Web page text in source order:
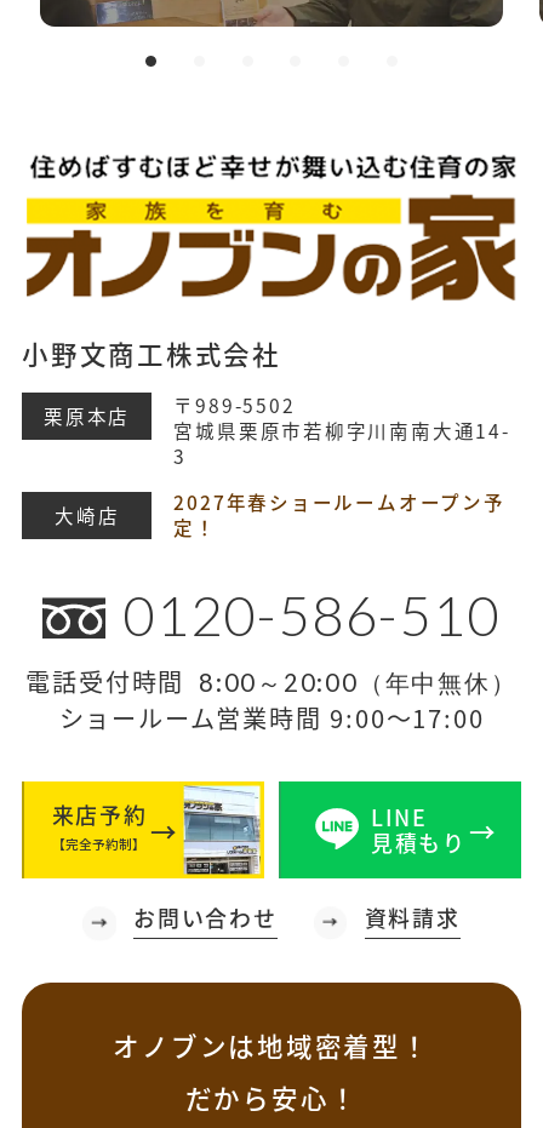
小野文商工株式会社
栗原本店
〒989-5502
宮城県栗原市若柳字川南南大通14-
3
大崎店
2027年春ショールームオープン予
定！
0120-586-510
電話受付時間 8:00～20:00（年中無休）
ショールーム営業時間 9:00～17:00
来店予約
【完全予約制】
LINE
見積もり
お問い合わせ 資料請求
オノブンは地域密着型！
だから安心！